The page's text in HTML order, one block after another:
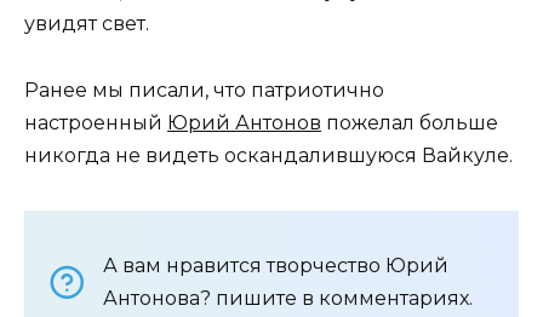
увидят свет.
Ранее мы писали, что патриотично
настроенный Юрий Антонов пожелал больше
никогда не видеть оскандалившуюся Вайкуле.
А вам нравится творчество Юрий
Антонова? пишите в комментариях.